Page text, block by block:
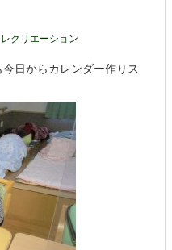
レクリエーション
日からカレンダー作りス